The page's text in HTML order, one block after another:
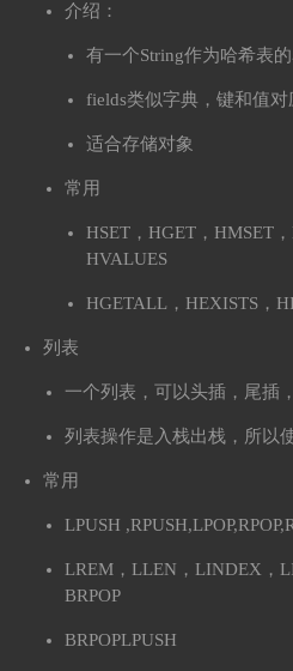
介绍：
有一个String作为哈希表
fields类似字典，键和值对
适合存储对象
常用
HSET，HGET，HMSET
HVALUES
HGETALL，HEXISTS，
列表
一个列表，可以头插，尾插
列表操作是入栈出栈，所以
常用
LPUSH
LREM，LLEN，LINDEX，
BRPOP
BRPOPLPUSH